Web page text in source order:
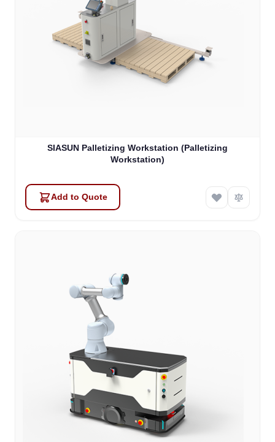
SIASUN Palletizing Workstation (Palletizing
Workstation)
Add to Quote